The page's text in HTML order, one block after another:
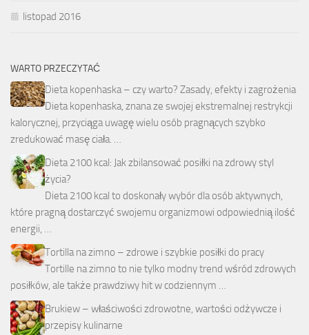
listopad 2016
WARTO PRZECZYTAĆ
Dieta kopenhaska – czy warto? Zasady, efekty i zagrożenia
Dieta kopenhaska, znana ze swojej ekstremalnej restrykcji
kalorycznej, przyciąga uwagę wielu osób pragnących szybko
zredukować masę ciała. …
Dieta 2100 kcal: Jak zbilansować posiłki na zdrowy styl
życia?
Dieta 2100 kcal to doskonały wybór dla osób aktywnych,
które pragną dostarczyć swojemu organizmowi odpowiednią ilość
energii, …
Tortilla na zimno – zdrowe i szybkie posiłki do pracy
Tortille na zimno to nie tylko modny trend wśród zdrowych
posiłków, ale także prawdziwy hit w codziennym …
Brukiew – właściwości zdrowotne, wartości odżywcze i
przepisy kulinarne